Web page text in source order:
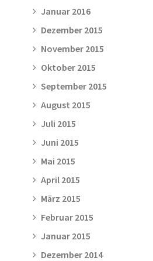
Januar 2016
Dezember 2015
November 2015
Oktober 2015
September 2015
August 2015
Juli 2015
Juni 2015
Mai 2015
April 2015
März 2015
Februar 2015
Januar 2015
Dezember 2014